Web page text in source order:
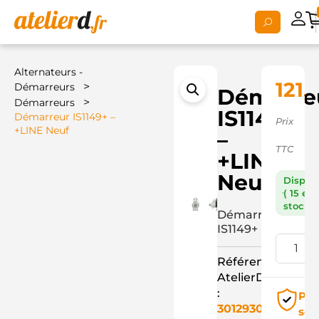
Alternateurs -
Démarreurs
>
Démarreurs >
Démarreur IS1149+ –
+LINE Neuf
IS1149+
–
+LINE
Neuf
Démarreur
IS1149+
Référence
AtelierD
:
3012930
Prix
TTC
( 15 en
stock )